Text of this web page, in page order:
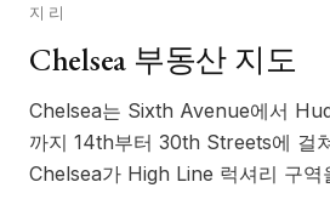
지리
Chelsea 부동산 지도
Chelsea는 Sixth Avenue에서
까지 14th부터 30th Streets에 걸
Chelsea가 High Line 럭셔리 구역